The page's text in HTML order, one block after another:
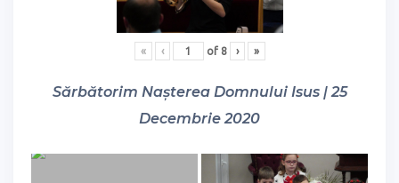
« ‹ of 8 › »
Sărbătorim Nașterea Domnului Isus | 25
Decembrie 2020